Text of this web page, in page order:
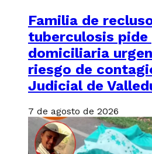
Familia de
tuberculosis pide
domiciliaria
riesgo de
Judicial de
7 de agosto de 2026